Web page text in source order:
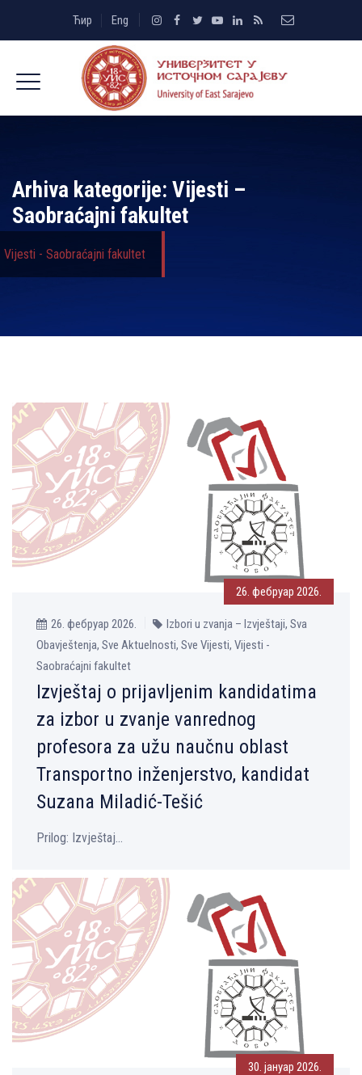
Ћир Eng
Arhiva kategorije: Vijesti –
Saobraćajni fakultet
Vijesti - Saobraćajni fakultet
26. фебруар 2026.
26. фебруар 2026.
Izbori u zvanja – Izvještaji, Sva
Obavještenja, Sve Aktuelnosti, Sve Vijesti, Vijesti -
Saobraćajni fakultet
Izvještaj o prijavlјenim kandidatima
za izbor u zvanje vanrednog
profesora za užu naučnu oblast
Transportno inženjerstvo, kandidat
Suzana Miladić-Tešić
Prilog: Izvještaj...
30. јануар 2026.